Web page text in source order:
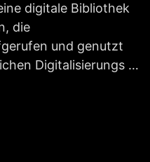
digitale Bibliothek
die
und genutzt
Digitalisierungs …